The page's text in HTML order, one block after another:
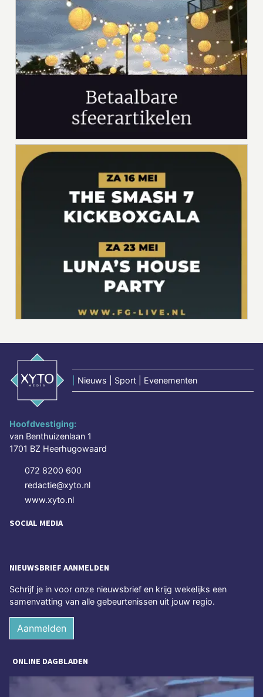
Nieuws | Sport | Evenementen
Hoofdvestiging:
van Benthuizenlaan 1
1701 BZ Heerhugowaard
072 8200 600
redactie@xyto.nl
www.xyto.nl
SOCIAL MEDIA
NIEUWSBRIEF AANMELDEN
Schrijf je in voor onze nieuwsbrief en krijg wekelijks een
samenvatting van alle gebeurtenissen uit jouw regio.
Aanmelden
ONLINE DAGBLADEN